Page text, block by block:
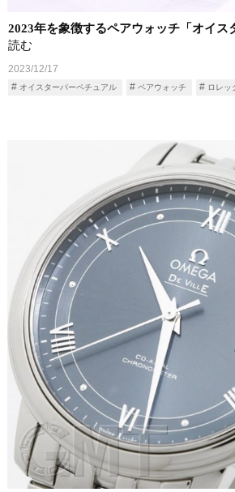
2023年を象徴するペアウォッチ「オイス
読む
2023/12/17
オイスターパーペチュアル ペアウォッチ ロレッ